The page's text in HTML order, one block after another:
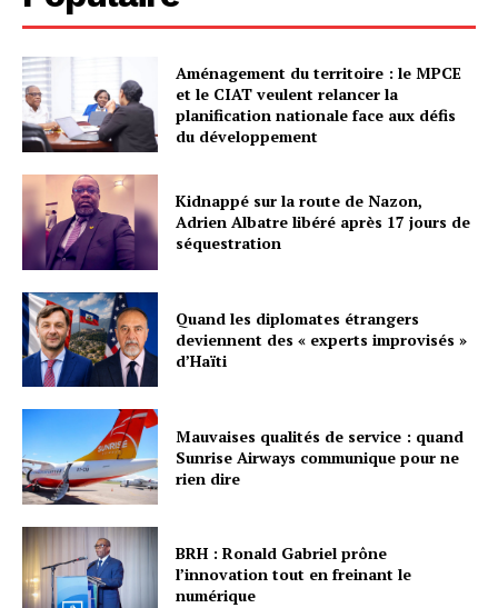
Aménagement du territoire : le MPCE
et le CIAT veulent relancer la
planification nationale face aux défis
du développement
Kidnappé sur la route de Nazon,
Adrien Albatre libéré après 17 jours de
séquestration
Quand les diplomates étrangers
deviennent des « experts improvisés »
d’Haïti
Mauvaises qualités de service : quand
Sunrise Airways communique pour ne
rien dire
BRH : Ronald Gabriel prône
l’innovation tout en freinant le
numérique